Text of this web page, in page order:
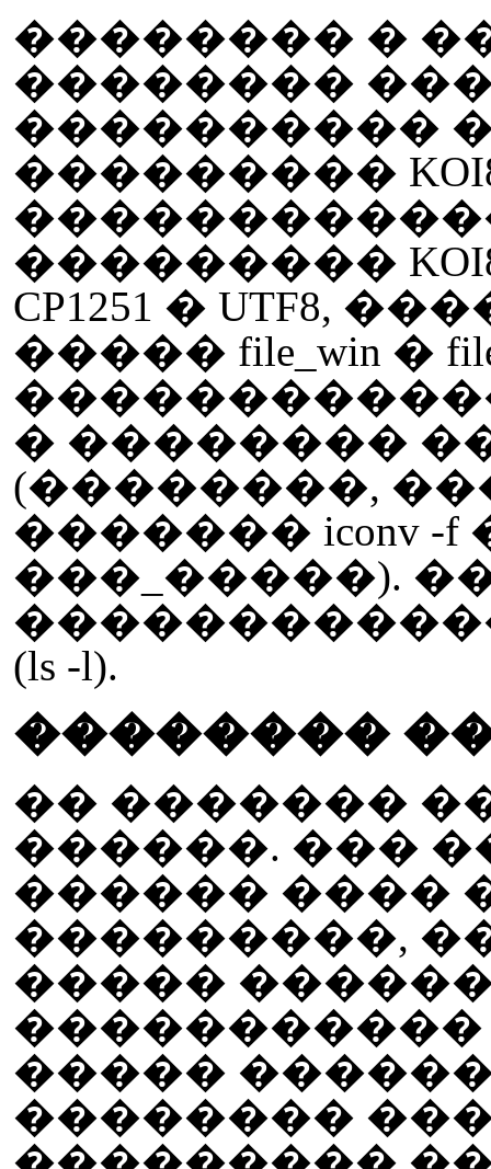
�������� �
�������� �����
����������
���������
���������
CP1251 � UTF8,
����� file_win �
� ��������
(��������,
������� iconv
���_�����).
(ls -l).
��������
�� �������
������. ���
������ ����
���������,
�����
�����������
�����
��������